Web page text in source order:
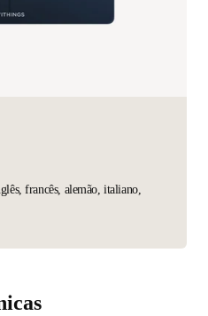
francês, alemão, italiano,